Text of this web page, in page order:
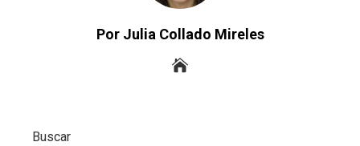
Por Julia Collado Mireles
Buscar